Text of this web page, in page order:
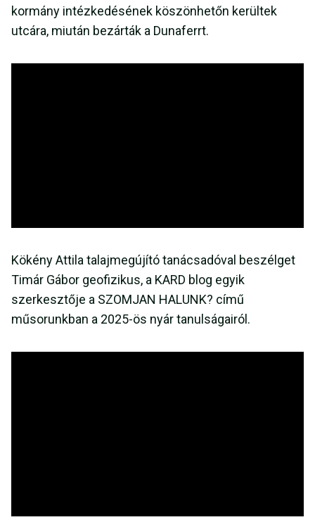
kormány intézkedésének köszönhetőn kerültek
utcára, miután bezárták a Dunaferrt.
Kökény Attila talajmegújító tanácsadóval beszélget
Timár Gábor geofizikus, a KARD blog egyik
szerkesztője a SZOMJAN HALUNK? című
műsorunkban a 2025-ös nyár tanulságairól.